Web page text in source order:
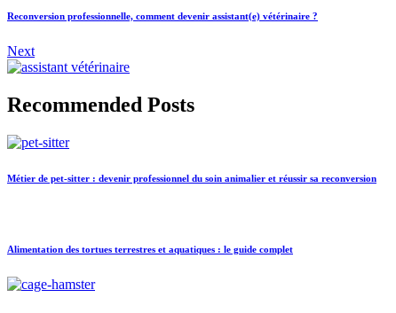
Reconversion professionnelle, comment devenir assistant(e) vétérinaire ?
Next
Recommended Posts
Métier de pet-sitter : devenir professionnel du soin animalier et réussir sa reconversion
Alimentation des tortues terrestres et aquatiques : le guide complet